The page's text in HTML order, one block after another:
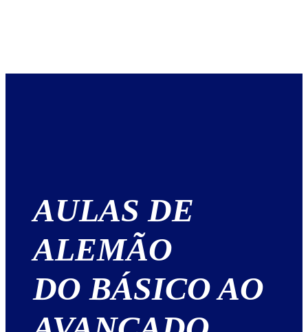
AULAS DE
ALEMÃO
DO BÁSICO AO